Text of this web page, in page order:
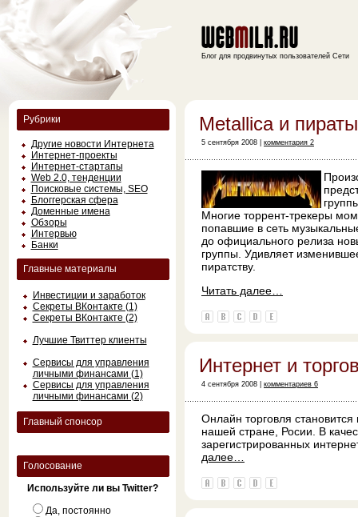
Рубрики
Другие новости Интернета
Интернет-проекты
Интернет-стартапы
Web 2.0, тенденции
Поисковые системы, SEO
Блоггерская сфера
Доменные имена
Обзоры
Интервью
Банки
Главные материалы
Инвестиции и заработок
Секреты ВКонтакте (1)
Секреты ВКонтакте (2)
Лучшие Твиттер клиенты
Сервисы для управления
личными финансами (1)
Сервисы для управления
личными финансами (2)
Главный спонсор
Голосование
Используйте ли вы Twitter?
Да, постоянно
Блог для продвинутых пользователей Сети
Metallica и пираты
5 сентября 2008 | комментария 2
Многие торрент-трекеры
попавшие в сеть
до официального релиза
группы. Удивляет
пиратству.
Читать далее…
Интернет и
4 сентября 2008 | комментариев 6
Онлайн торговля
нашей стране, Росии. В
зарегистрированных
далее…